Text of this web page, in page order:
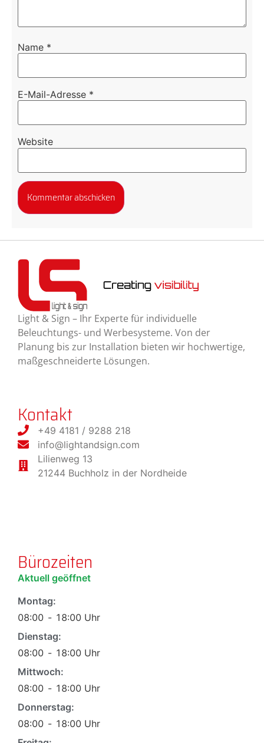
Name *
E-Mail-Adresse *
Website
Light & Sign – Ihr Experte für individuelle
Beleuchtungs- und Werbesysteme. Von der
Planung bis zur Installation bieten wir hochwertige,
maßgeschneiderte Lösungen.
Kontakt
+49 4181 / 9288 218
info@lightandsign.com
Lilienweg 13
21244 Buchholz in der Nordheide
Bürozeiten
Aktuell geöffnet
Montag:
08:00 - 18:00 Uhr
Dienstag:
08:00 - 18:00 Uhr
Mittwoch:
08:00 - 18:00 Uhr
Donnerstag:
08:00 - 18:00 Uhr